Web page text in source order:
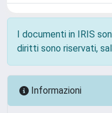
I documenti in IRIS
diritti sono riservati,
Informazioni